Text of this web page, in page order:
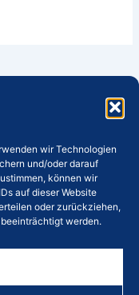
wir Technologien
und/oder darauf
können wir
auf dieser Website
oder zurückziehen,
werden.
| Tel.:
7147 / 2779551
Eyth-Straße 7, 74343